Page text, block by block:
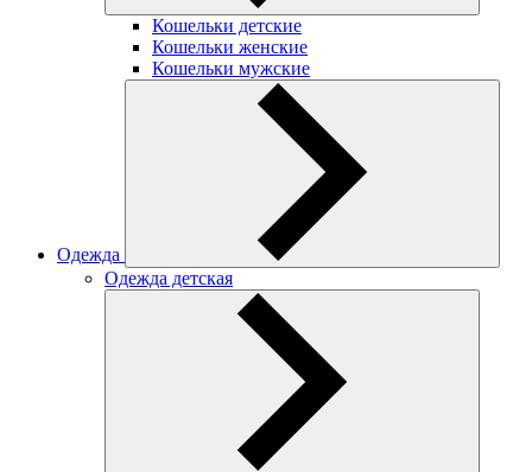
Кошельки детские
Кошельки женские
Кошельки мужские
Одежда
Одежда детская